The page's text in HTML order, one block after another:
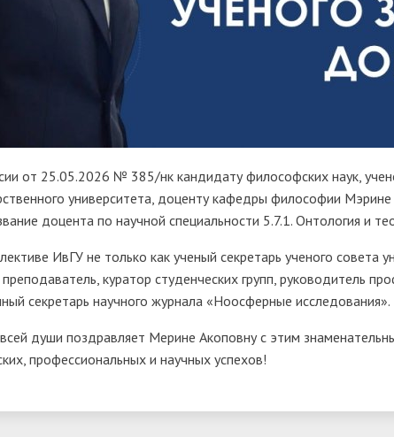
от 25.05.2026 № 385/нк кандидату философских наук,
университета, доценту кафедры философии
доцента по научной специальности 5.7.1. Онтология и
ИвГУ не только как ученый секретарь ученого совета
куратор студенческих групп, руководитель
секретарь научного журнала «Ноосферные исследования».
души поздравляет Мерине Акоповну с этим
профессиональных и научных успехов!